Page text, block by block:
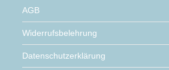
AGB
Widerrufsbelehrung
Datenschutzerklärung